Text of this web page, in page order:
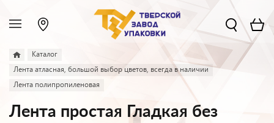
Каталог
Лента атласная, большой выбор цветов, всегда в наличии
Лента полипропиленовая
Лента простая Гладкая без